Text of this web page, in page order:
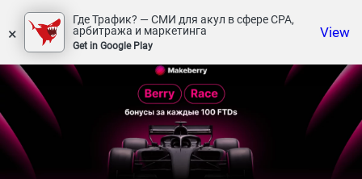
×
Где Трафик? — СМИ для акул в сфере СРА,
арбитража и маркетинга
Get in Google Play
View